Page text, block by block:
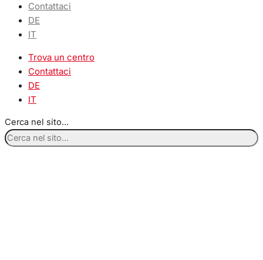
Contattaci
DE
IT
Trova un centro
Contattaci
DE
IT
Cerca nel sito...